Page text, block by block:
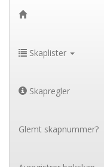
Skaplister
Skapregler
Glemt skapnummer?